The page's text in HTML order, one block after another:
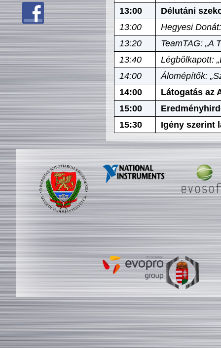
13:00
Délutáni
13:00
Hegyesi
13:20
TeamTAG: „A
13:40
Légbőlkapott:
14:00
Álomépítők:
14:00
Látogatás az
15:00
15:30
Igény szerint